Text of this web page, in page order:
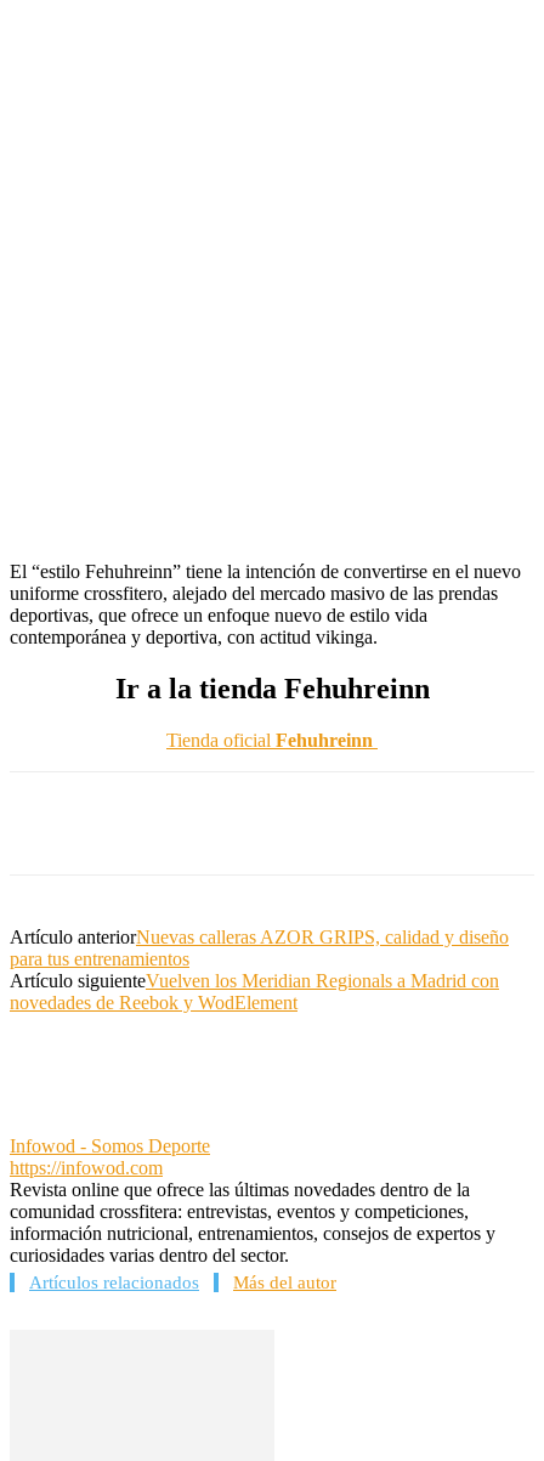
El “estilo Fehuhreinn” tiene la intención de convertirse en el nuevo
uniforme crossfitero, alejado del mercado masivo de las prendas
deportivas, que ofrece un enfoque nuevo de estilo vida
contemporánea y deportiva, con actitud vikinga.
Ir a la tienda Fehuhreinn
Tienda oficial Fehuhreinn
Artículo anteriorNuevas calleras AZOR GRIPS, calidad y diseño
para tus entrenamientos
Artículo siguienteVuelven los Meridian Regionals a Madrid con
novedades de Reebok y WodElement
Infowod - Somos Deporte
https://infowod.com
Revista online que ofrece las últimas novedades dentro de la
comunidad crossfitera: entrevistas, eventos y competiciones,
información nutricional, entrenamientos, consejos de expertos y
curiosidades varias dentro del sector.
Artículos relacionados Más del autor